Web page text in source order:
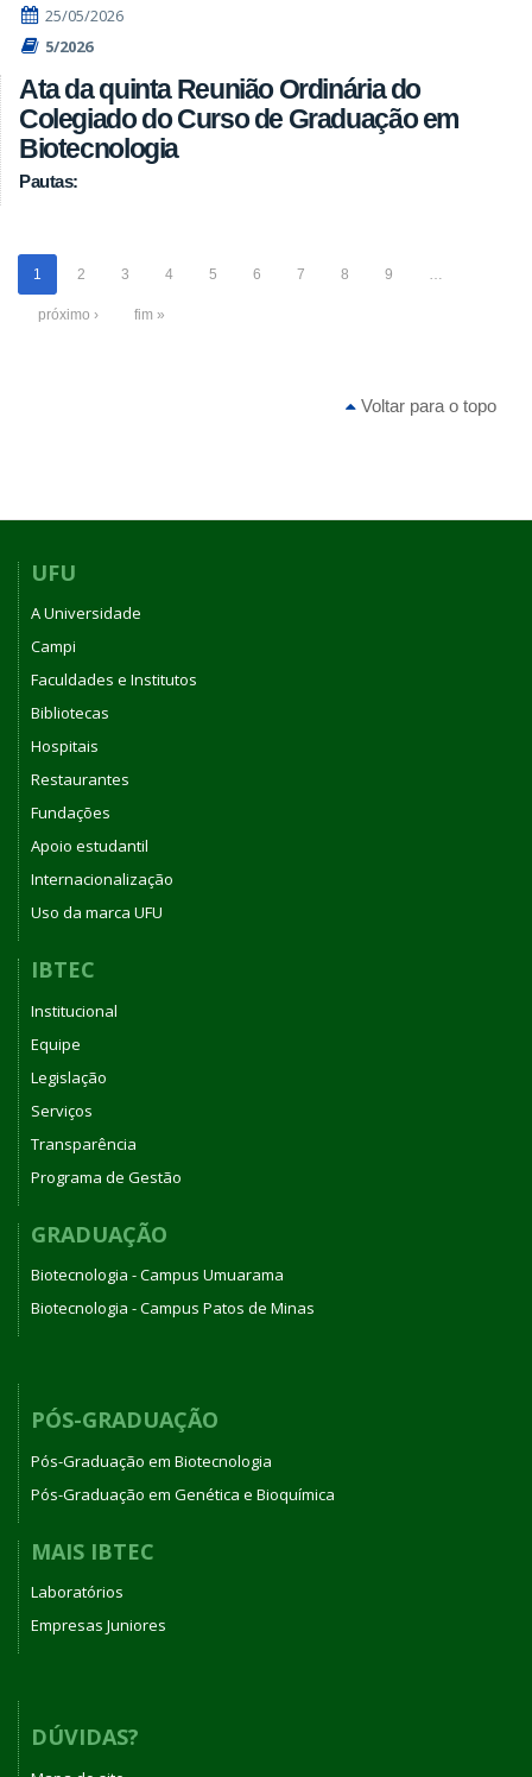
25/05/2026
5/2026
Ata da quinta Reunião Ordinária do
Colegiado do Curso de Graduação em
Biotecnologia
Pautas:
1 2 3 4 5 6 7 8 9 …
próximo › fim »
Voltar para o topo
UFU
A Universidade
Campi
Faculdades e Institutos
Bibliotecas
Hospitais
Restaurantes
Fundações
Apoio estudantil
Internacionalização
Uso da marca UFU
IBTEC
Institucional
Equipe
Legislação
Serviços
Transparência
Programa de Gestão
GRADUAÇÃO
Biotecnologia - Campus Umuarama
Biotecnologia - Campus Patos de Minas
PÓS-GRADUAÇÃO
Pós-Graduação em Biotecnologia
Pós-Graduação em Genética e Bioquímica
MAIS IBTEC
Laboratórios
Empresas Juniores
DÚVIDAS?